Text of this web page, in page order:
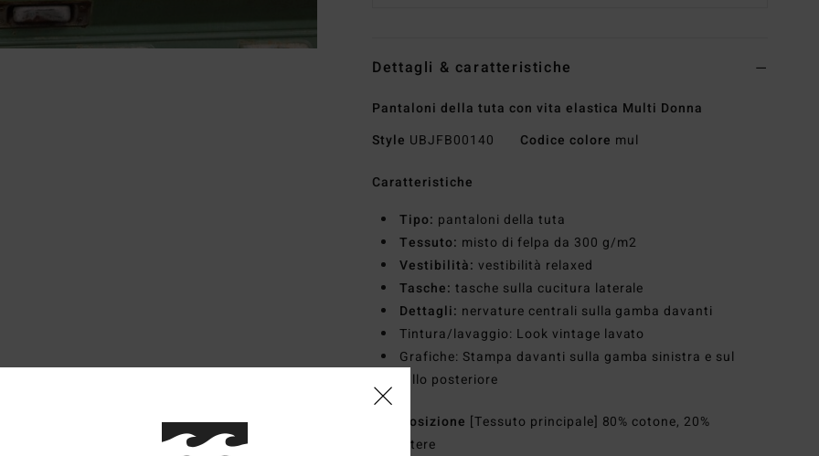
Dettagli & caratteristiche
Pantaloni della tuta con vita elastica Multi Donna
Style UBJFB00140 Codice colore mul
Caratteristiche
Tipo: pantaloni della tuta
Tessuto: misto di felpa da 300 g/m2
Vestibilità: vestibilità relaxed
Tasche: tasche sulla cucitura laterale
Dettagli: nervature centrali sulla gamba davanti
Tintura/lavaggio: Look vintage lavato
Grafiche: Stampa davanti sulla gamba sinistra e sul
cavallo posteriore
Composizione [Tessuto principale] 80% cotone, 20%
poliestere